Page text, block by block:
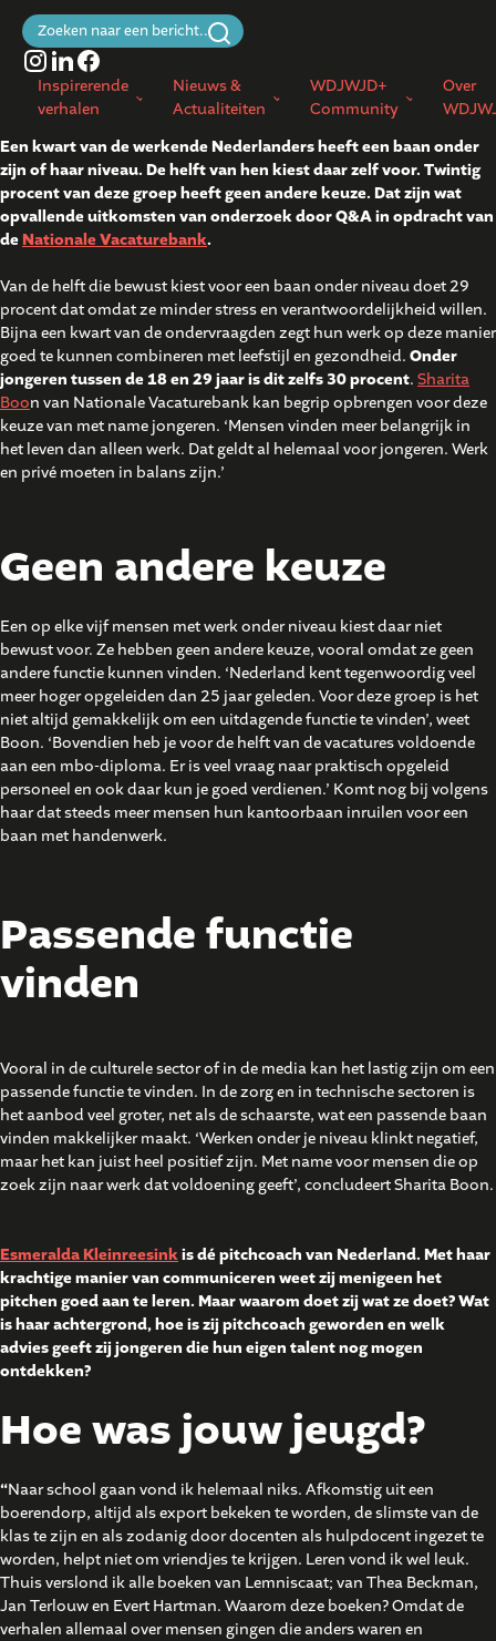
Zoeken
naar:
Inspirerende
verhalen
Nieuws &
Actualiteiten
WDJWJD+
Community
Over
Een kwart van de werkende Nederlanders heeft een baan onder
zijn of haar niveau. De helft van hen kiest daar zelf voor. Twintig
procent van deze groep heeft geen andere keuze. Dat zijn wat
opvallende uitkomsten van onderzoek door Q&A in opdracht van
de Nationale Vacaturebank.
Van de helft die bewust kiest voor een baan onder niveau doet 29
procent dat omdat ze minder stress en verantwoordelijkheid willen.
Bijna een kwart van de ondervraagden zegt hun werk op deze manier
goed te kunnen combineren met leefstijl en gezondheid. Onder
jongeren tussen de 18 en 29 jaar is dit zelfs 30 procent. Sharita
Boon van Nationale Vacaturebank kan begrip opbrengen voor deze
keuze van met name jongeren. ‘Mensen vinden meer belangrijk in
het leven dan alleen werk. Dat geldt al helemaal voor jongeren. Werk
en privé moeten in balans zijn.’
Geen andere keuze
Een op elke vijf mensen met werk onder niveau kiest daar niet
bewust voor. Ze hebben geen andere keuze, vooral omdat ze geen
andere functie kunnen vinden. ‘Nederland kent tegenwoordig veel
meer hoger opgeleiden dan 25 jaar geleden. Voor deze groep is het
niet altijd gemakkelijk om een uitdagende functie te vinden’, weet
Boon. ‘Bovendien heb je voor de helft van de vacatures voldoende
aan een mbo-diploma. Er is veel vraag naar praktisch opgeleid
personeel en ook daar kun je goed verdienen.’ Komt nog bij volgens
haar dat steeds meer mensen hun kantoorbaan inruilen voor een
baan met handenwerk.
Passende functie
vinden
Vooral in de culturele sector of in de media kan het lastig zijn om een
passende functie te vinden. In de zorg en in technische sectoren is
het aanbod veel groter, net als de schaarste, wat een passende baan
vinden makkelijker maakt. ‘Werken onder je niveau klinkt negatief,
maar het kan juist heel positief zijn. Met name voor mensen die op
zoek zijn naar werk dat voldoening geeft’, concludeert Sharita Boon.
Esmeralda Kleinreesinkis dé pitchcoach van Nederland. Met haar
krachtige manier van communiceren weet zij menigeen het
pitchen goed aan te leren. Maar waarom doet zij wat ze doet? Wat
is haar achtergrond, hoe is zij pitchcoach geworden en welk
advies geeft zij jongeren die hun eigen talent nog mogen
ontdekken?
Hoe was jouw jeugd?
“Naar school gaan vond ik helemaal niks. Afkomstig uit een
boerendorp, altijd als export bekeken te worden, de slimste van de
klas te zijn en als zodanig door docenten als hulpdocent ingezet te
worden, helpt niet om vriendjes te krijgen. Leren vond ik wel leuk.
Thuis verslond ik alle boeken van Lemniscaat; van Thea Beckman,
Jan Terlouw en Evert Hartman. Waarom deze boeken? Omdat de
verhalen allemaal over mensen gingen die anders waren en